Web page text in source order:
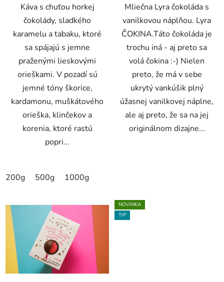
hviezdičiek.
Káva s chuťou horkej
čokolády, sladkého
karamelu a tabaku, ktoré
sa spájajú s jemne
praženými lieskovými
orieškami. V pozadí sú
jemné tóny škorice,
kardamonu, muškátového
orieška, klinčekov a
korenia, ktoré rastú
popri...
200g 500g 1000g
Mliečna Lyra čokoláda s
vanilkovou náplňou. Lyra
ČOKINA.Táto čokoláda je
trochu iná - aj preto sa
volá čokina :-) Nielen
preto, že má v sebe
ukrytý vankúšik plný
úžasnej vanilkovej náplne,
ale aj preto, že sa na jej
originálnom dizajne...
NOVINKA
TIP